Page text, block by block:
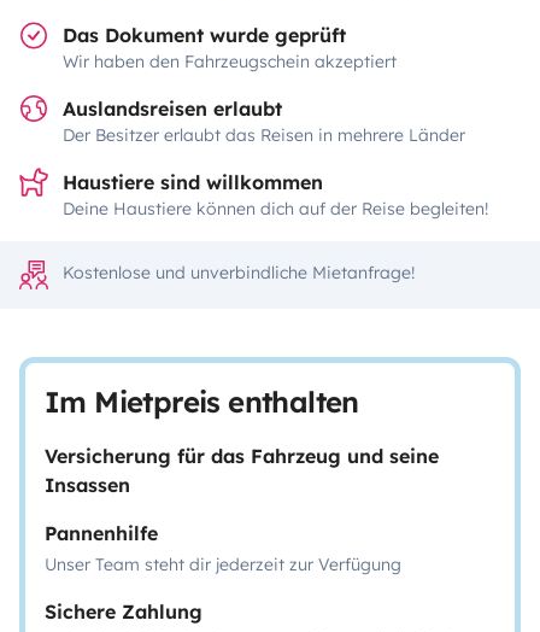
Das Dokument wurde geprüft
Wir haben den Fahrzeugschein akzeptiert
Auslandsreisen erlaubt
Der Besitzer erlaubt das Reisen in mehrere Länder
Haustiere sind willkommen
Deine Haustiere können dich auf der Reise begleiten!
Kostenlose und unverbindliche Mietanfrage!
Im Mietpreis enthalten
Versicherung für das Fahrzeug und seine
Insassen
Pannenhilfe
Unser Team steht dir jederzeit zur Verfügung
Sichere Zahlung